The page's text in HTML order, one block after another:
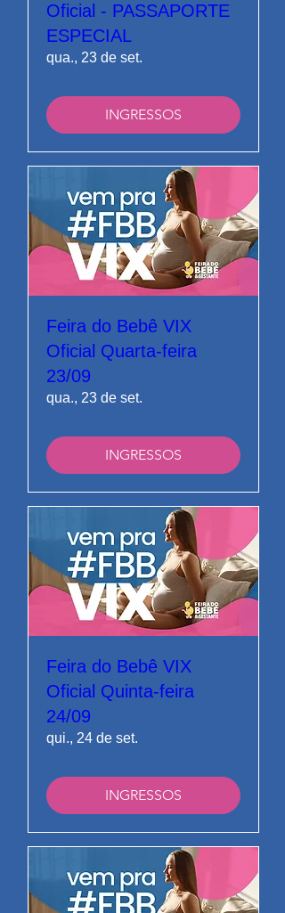
Oficial - PASSAPORTE
ESPECIAL
qua., 23 de set.
INGRESSOS
Feira do Bebê VIX
Oficial Quarta-feira
23/09
qua., 23 de set.
INGRESSOS
Feira do Bebê VIX
Oficial Quinta-feira
24/09
qui., 24 de set.
INGRESSOS